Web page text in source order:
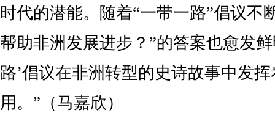
时代的潜能。随着“一带一路”倡议不
帮助非洲发展进步？”的答案也愈发
路’倡议在非洲转型的史诗故事中发
用。”（马嘉欣）